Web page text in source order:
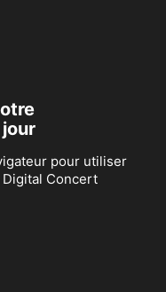
pour utiliser
Concert